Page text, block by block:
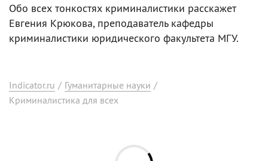
Обо всех тонкостях криминалистики расскажет
Евгения Крюкова, преподаватель кафедры
криминалистики юридического факультета МГУ.
Indicator.ru / Гуманитарные науки /
Криминалистика для всех